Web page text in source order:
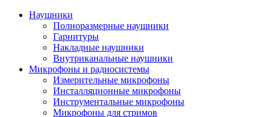
Наушники
Полноразмерные наушники
Гарнитуры
Накладные наушники
Внутриканальные наушники
Микрофоны и радиосистемы
Измерительные микрофоны
Инсталляционные микрофоны
Инструментальные микрофоны
Микрофоны для стримов